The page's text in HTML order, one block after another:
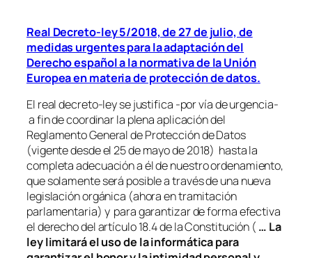
Real Decreto-ley 5/2018, de 27 de julio, de
medidas urgentes para la adaptación del
Derecho español a la normativa de la Unión
Europea en materia de protección de datos.
El real decreto-ley se justifica -por vía de urgencia-
a fin de coordinar la plena aplicación del
Reglamento General de Protección de Datos
(vigente desde el 25 de mayo de 2018) hasta la
completa adecuación a él de nuestro ordenamiento,
que solamente será posible a través de una nueva
legislación orgánica (ahora en tramitación
parlamentaria) y para garantizar de forma efectiva
el derecho del artículo 18.4 de la Constitución ( … La
ley limitará el uso de la informática para